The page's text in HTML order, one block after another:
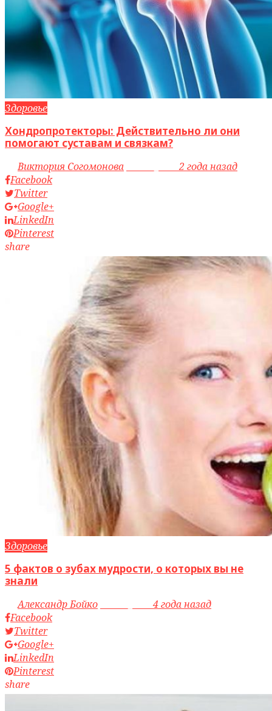
Здоровье
Хондропротекторы: Действительно ли они
помогают суставам и связкам?
byВиктория Согомонова access_time2 года назад
Facebook
Twitter
Google+
LinkedIn
Pinterest
share
Здоровье
5 фактов о зубах мудрости, о которых вы не
знали
byАлександр Бойко
4 года назад
Facebook
Twitter
Google+
LinkedIn
Pinterest
share